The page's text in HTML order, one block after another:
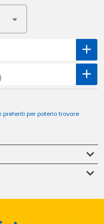
per poterlo trovare